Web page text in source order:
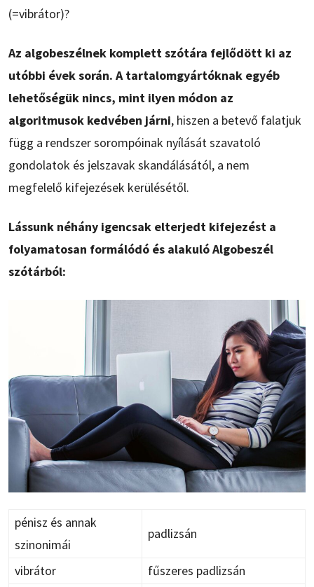
(=vibrátor)?
Az algobeszélnek komplett szótára fejlődött ki az
utóbbi évek során. A tartalomgyártóknak egyéb
lehetőségük nincs, mint ilyen módon az
algoritmusok kedvében járni, hiszen a betevő falatjuk
függ a rendszer sorompóinak nyílását szavatoló
gondolatok és jelszavak skandálásától, a nem
megfelelő kifejezések kerülésétől.
Lássunk néhány igencsak elterjedt kifejezést a
folyamatosan formálódó és alakuló Algobeszél
szótárból:
pénisz és annak
szinonimái
padlizsán
vibrátor
fűszeres padlizsán